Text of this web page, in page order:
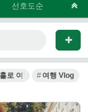
선호도순
로 여행 여행 Vlog